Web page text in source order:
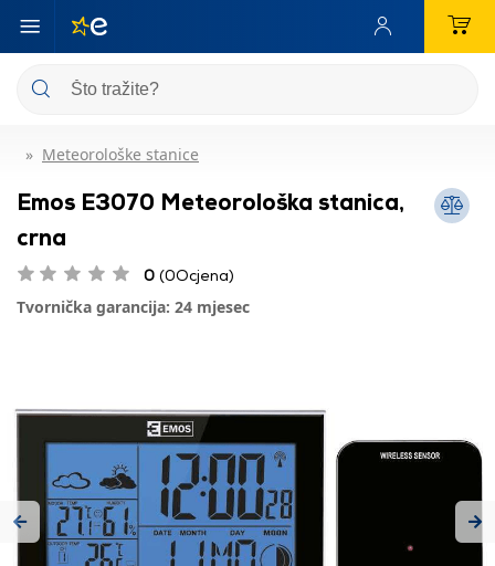
Meteorološke stanice
Emos E3070 Meteorološka stanica,
crna
0 (0Ocjena)
Tvornička garancija: 24 mjesec
Previous